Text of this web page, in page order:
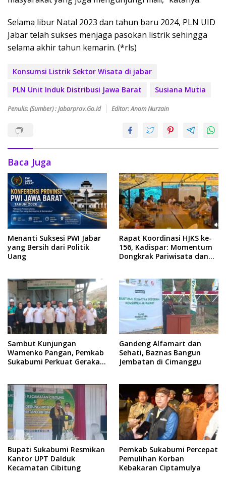
Selama libur Natal 2023 dan tahun baru 2024, PLN UID
Jabar telah sukses menjaga pasokan listrik sehingga
selama akhir tahun kemarin. (*rls)
Konsumsi Listrik Sektor Wisata di jabar
PLN Unit Induk Distribusi Jawa Barat
Susiana Mutia
Penulis: (Sumber) : Jabarprov.go.id Editor: Anom Nurzain
Baca Juga
Menanti Suksesi PWI Jabar
yang Bersih dari Politik
Uang
Rapat Koordinasi HJKS ke-
156, Kadispar: Momentum
Dongkrak Pariwisata dan
Sambut Kunjungan
Wamenko Pangan, Pemkab
Sukabumi Perkuat Gerakan
Gandeng Alfamart dan
Sehati, Baznas Bangun
Jembatan di Cimanggu
Bupati Sukabumi Resmikan
Kantor UPT Dalduk
Kecamatan Cibitung
Pemkab Sukabumi Percepat
Pemulihan Korban
Kebakaran Ciptamulya